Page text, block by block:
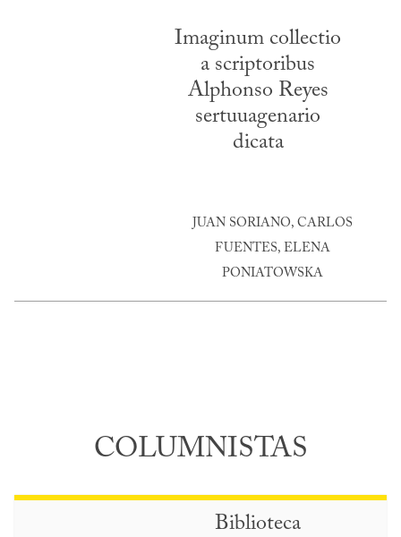
Imaginum collectio
a scriptoribus
Alphonso Reyes
sertuuagenario
dicata
JUAN SORIANO, CARLOS
FUENTES, ELENA
PONIATOWSKA
COLUMNISTAS
Biblioteca